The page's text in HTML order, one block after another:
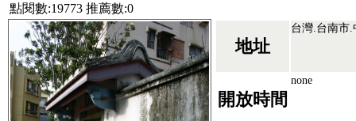
點閱數:19773 推薦數:0
地址
台灣.台南市.
開放時間
none